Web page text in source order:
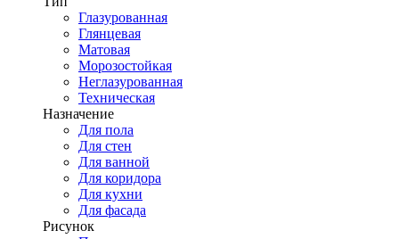
Глазурованная
Глянцевая
Матовая
Морозостойкая
Неглазурованная
Техническая
Назначение
Для пола
Для стен
Для ванной
Для коридора
Для кухни
Для фасада
Рисунок